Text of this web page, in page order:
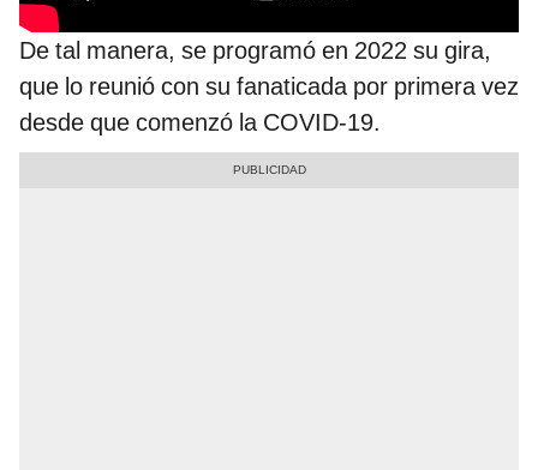
De tal manera, se programó en 2022 su gira,
que lo reunió con su fanaticada por primera vez
desde que comenzó la COVID-19.